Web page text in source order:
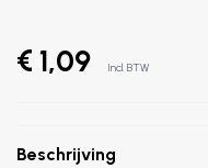
€ 1,09 Incl. BTW
Beschrijving